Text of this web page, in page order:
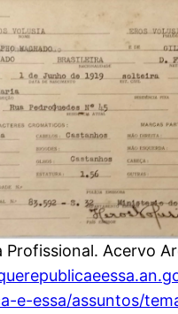
Profissional. Acervo
e-essa/assuntos/